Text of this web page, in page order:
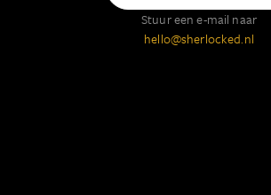
Stuur een e-mail naar
hello@sherlocked.nl